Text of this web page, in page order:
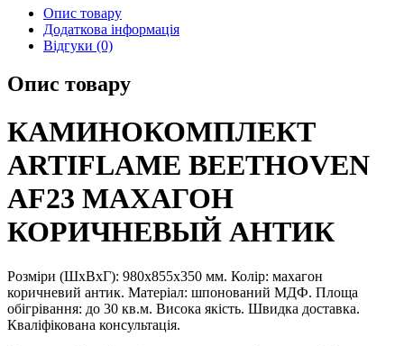
Опис товару
Додаткова інформація
Відгуки (0)
Опис товару
КАМИНОКОМПЛЕКТ
ARTIFLAME BEETHOVEN
AF23 МАХАГОН
КОРИЧНЕВЫЙ АНТИК
Розміри (ШхВхГ): 980х855х350 мм. Колір: махагон
коричневий антик. Матеріал: шпонований МДФ. Площа
обігрівання: до 30 кв.м. Висока якість. Швидка доставка.
Кваліфікована консультація.